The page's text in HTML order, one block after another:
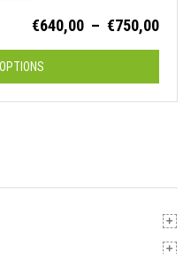
€640,00 – €750,00
de